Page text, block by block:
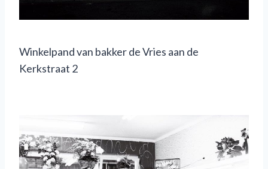
Winkelpand van bakker de Vries aan de
Kerkstraat 2